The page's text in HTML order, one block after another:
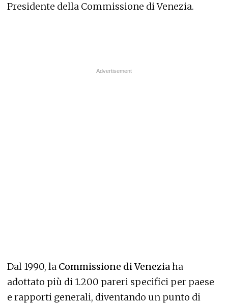
Presidente della Commissione di Venezia.
Dal 1990, la Commissione di Veneziaha
adottato più di 1.200 pareri specifici per paese
e rapporti generali, diventando un punto di